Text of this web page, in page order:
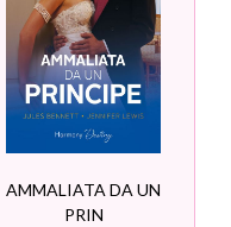
AMMALIATA DA UN
PRIN